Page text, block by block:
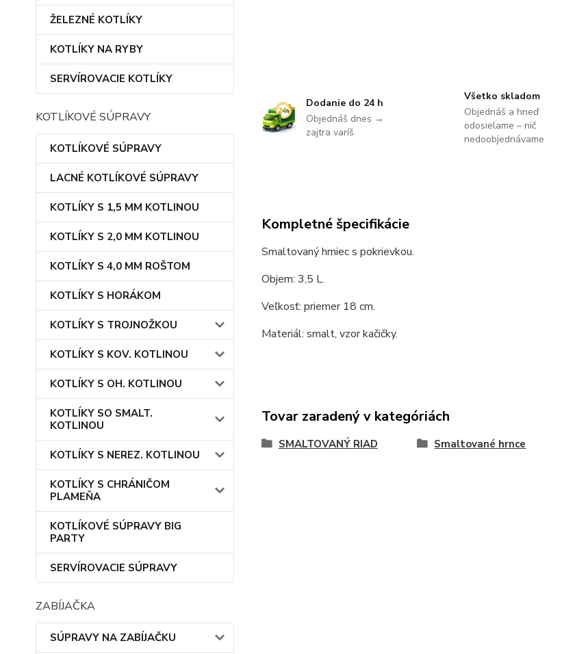
ŽELEZNÉ KOTLÍKY
KOTLÍKY NA RYBY
SERVÍROVACIE KOTLÍKY
KOTLÍKOVÉ SÚPRAVY
KOTLÍKOVÉ SÚPRAVY
LACNÉ KOTLÍKOVÉ SÚPRAVY
KOTLÍKY S 1,5 MM KOTLINOU
KOTLÍKY S 2,0 MM KOTLINOU
KOTLÍKY S 4,0 MM ROŠTOM
KOTLÍKY S HORÁKOM
KOTLÍKY S TROJNOŽKOU
KOTLÍKY S KOV. KOTLINOU
KOTLÍKY S OH. KOTLINOU
KOTLÍKY SO SMALT.
KOTLINOU
KOTLÍKY S NEREZ. KOTLINOU
KOTLÍKY S CHRÁNIČOM
PLAMEŇA
KOTLÍKOVÉ SÚPRAVY BIG
PARTY
SERVÍROVACIE SÚPRAVY
ZABÍJAČKA
SÚPRAVY NA ZABÍJAČKU
Dodanie do 24 h
Objednáš dnes →
zajtra varíš
Všetko skladom
Objednáš a hneď
odosielame – nič
nedoobjednávame
Kompletné špecifikácie
Smaltovaný hrniec s pokrievkou.
Objem: 3,5 L.
Veľkosť: priemer 18 cm.
Materiál: smalt, vzor kačičky.
Tovar zaradený v kategóriách
SMALTOVANÝ RIAD Smaltované hrnce